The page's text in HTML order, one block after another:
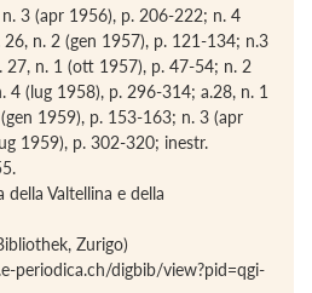
3 (apr 1956), p. 206-222; n. 4
n. 2 (gen 1957), p. 121-134; n.3
27, n. 1 (ott 1957), p. 47-54; n. 2
4 (lug 1958), p. 296-314; a.28, n. 1
1959), p. 153-163; n. 3 (apr
1959), p. 302-320; inestr.
Valtellina e della
Zurigo)
periodica.ch/digbib/view?pid=qgi-